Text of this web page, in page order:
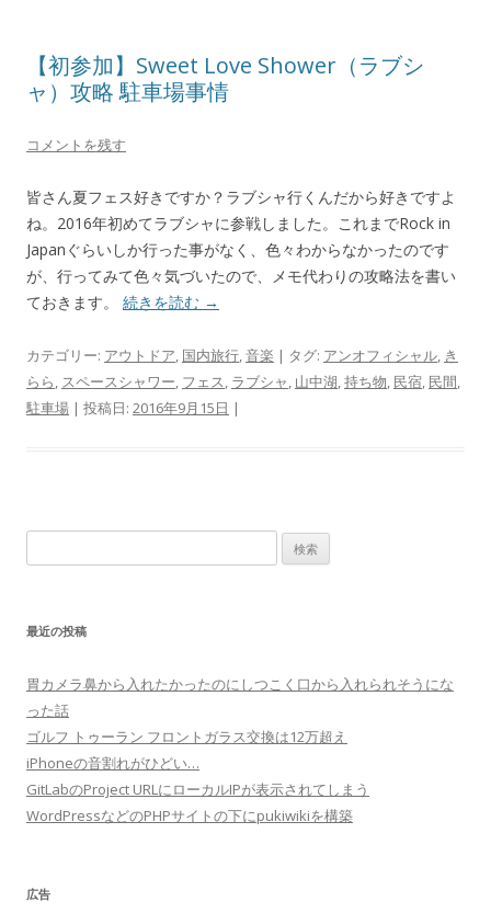
【初参加】Sweet Love Shower（ラブシ
ャ）攻略 駐車場事情
コメントを残す
皆さん夏フェス好きですか？ラブシャ行くんだから好きですよ
ね。2016年初めてラブシャに参戦しました。これまでRock in
Japanぐらいしか行った事がなく、色々わからなかったのです
が、行ってみて色々気づいたので、メモ代わりの攻略法を書い
ておきます。 続きを読む →
カテゴリー: アウトドア, 国内旅行,音楽 | タグ: アンオフィシャル, き
らら, スペースシャワー, フェス, ラブシャ, 山中湖,持ち物, 民宿, 民間,
駐車場 | 投稿日: 2016年9月15日 |
索:
最近の投稿
胃カメラ鼻から入れたかったのにしつこく口から入れられそうにな
った話
ゴルフ トゥーラン フロントガラス交換は12万超え
iPhoneの音割れがひどい…
GitLabのProject URLにローカルIPが表示されてしまう
WordPressなどのPHPサイトの下にpukiwikiを構築
広告